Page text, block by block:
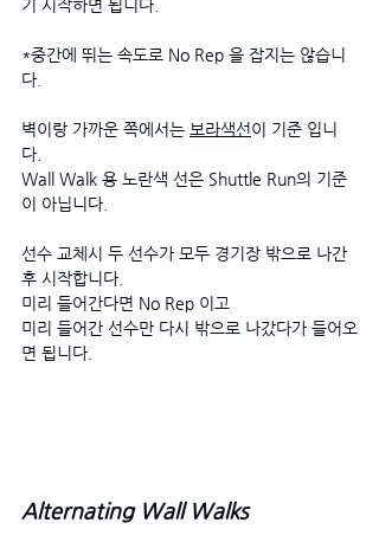
기 시작하면 됩니다.
*중간에 뛰는 속도로 No Rep 을 잡지는 않습니
다.
벽이랑 가까운 쪽에서는 보라색선이 기준 입니
다.
Wall Walk 용 노란색 선은 Shuttle Run의 기준
이 아닙니다.
선수 교체시 두 선수가 모두 경기장 밖으로 나간
후 시작합니다.
미리 들어간다면 No Rep 이고
미리 들어간 선수만 다시 밖으로 나갔다가 들어오
면 됩니다.
Alternating Wall Walks